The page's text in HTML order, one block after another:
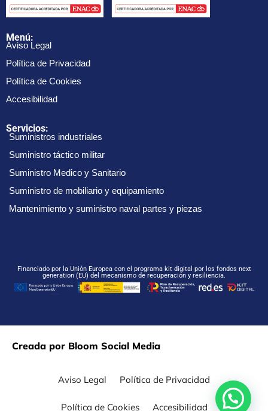
Menú:
Aviso Legal
Política de Privacidad
Política de Cookies
Accesibilidad
Servicios:
Suministros industriales
Suministro táctico militar
Suministro Medico y Sanitario
Suministro de mobiliario y equipamiento
Mantenimiento y suministro naval partes y piezas
Financiado por la Unión Europea con el programa kit digital por los fondos next
generation (EU) del mecanismo de recuperación y resiliencia.
Creada por Bloom Social Media
Aviso Legal Política de Privacidad
Política de Cookies Accesibilidad